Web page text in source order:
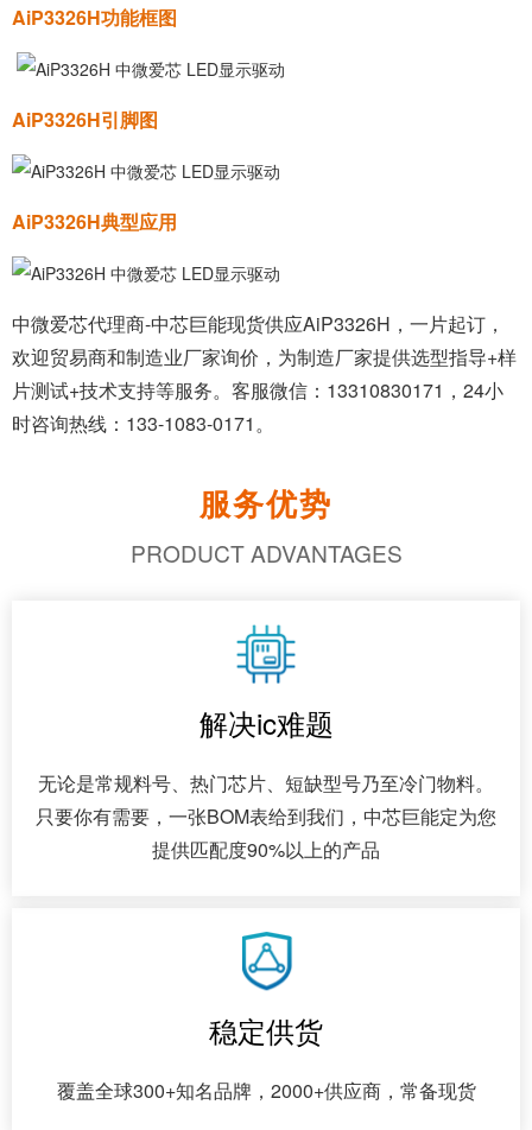
AiP3326H功能框图
AiP3326H引脚图
AiP3326H典型应用
中微爱芯代理商-中芯巨能现货供应AiP3326H ，一片起订，
欢迎贸易商和制造业厂家询价，为制造厂家提供选型指导+样
片测试+技术支持等服务。客服微信：13310830171，24小
时咨询热线：133-1083-0171。
服务优势
PRODUCT ADVANTAGES
解决ic难题
无论是常规料号、热门芯片、短缺型号乃至冷门物料。
只要你有需要，一张BOM表给到我们，中芯巨能定为您
提供匹配度90%以上的产品
稳定供货
覆盖全球300+知名品牌，2000+供应商，常备现货